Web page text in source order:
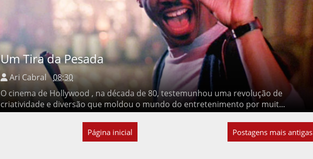
Um Tira da Pesada
Ari Cabral 08:30
O cinema de Hollywood , na década de 80, testemunhou uma revolução de
criatividade e diversão que moldou o mundo do entretenimento por muit...
Postagens mais antigas
Página inicial